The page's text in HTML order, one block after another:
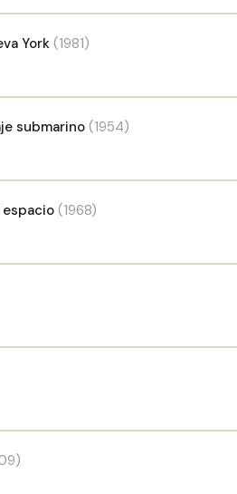
York (1981)
submarino (1954)
espacio (1968)